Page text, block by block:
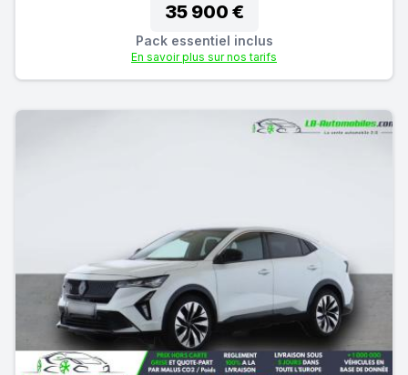
35 900 €
Pack essentiel inclus
En savoir plus sur nos tarifs